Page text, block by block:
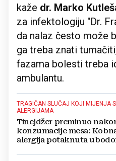
kaže dr. Marko
za infektologiju "Dr.
da nalaz često može
ga treba znati
fazama bolesti treba
ambulantu.
TRAGIČAN SLUČAJ KOJI MIJENJA
ALERGIJAMA
Tinejdžer preminuo
konzumacije mesa:
alergija potaknuta